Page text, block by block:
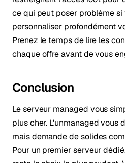
ce qui peut poser problème
personnaliser profondément
Prenez le temps de lire les
chaque offre avant de vous
Conclusion
Le serveur managed vous
plus cher. L'unmanaged vous
mais demande de solides
Pour un premier serveur